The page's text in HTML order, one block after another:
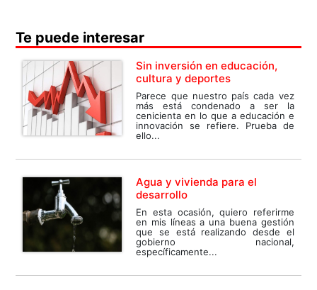
Te puede interesar
Sin inversión en educación,
cultura y deportes
Parece que nuestro país cada vez
más está condenado a ser la
cenicienta en lo que a educación e
innovación se refiere. Prueba de
ello...
Agua y vivienda para el
desarrollo
En esta ocasión, quiero referirme
en mis líneas a una buena gestión
que se está realizando desde el
gobierno nacional,
específicamente...